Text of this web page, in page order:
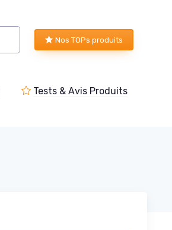
Nos TOPs produits
Tests & Avis Produits